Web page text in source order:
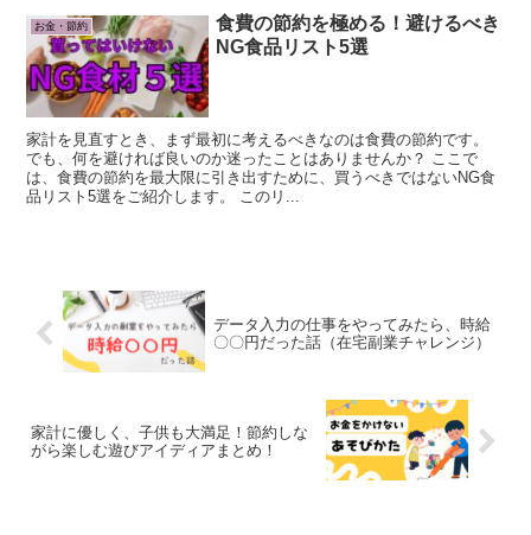
お金・節約
食費の節約を極める！避けるべき
NG食品リスト5選
家計を見直すとき、まず最初に考えるべきなのは食費の節約です。
でも、何を避ければ良いのか迷ったことはありませんか？ ここで
は、食費の節約を最大限に引き出すために、買うべきではないNG食
品リスト5選をご紹介します。 このリ...
データ入力の仕事をやってみたら、時給
〇〇円だった話（在宅副業チャレンジ）
家計に優しく、子供も大満足！節約しな
がら楽しむ遊びアイディアまとめ！